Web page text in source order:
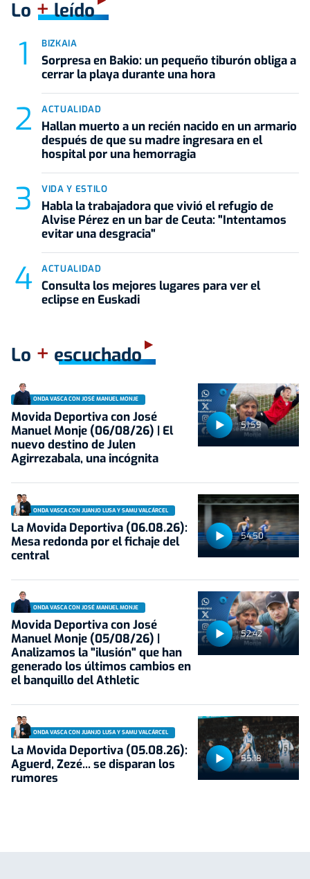
Lo +leído
BIZKAIA
Sorpresa en Bakio: un pequeño tiburón obliga a
cerrar la playa durante una hora
ACTUALIDAD
Hallan muerto a un recién nacido en un armario
después de que su madre ingresara en el
hospital por una hemorragia
VIDA Y ESTILO
Habla la trabajadora que vivió el refugio de
Alvise Pérez en un bar de Ceuta: "Intentamos
evitar una desgracia"
ACTUALIDAD
Consulta los mejores lugares para ver el
eclipse en Euskadi
Lo + escuchado
51:59
ONDA VASCA CON JOSÉ MANUEL MONJE
Movida Deportiva con José
Manuel Monje (06/08/26) | El
nuevo destino de Julen
Agirrezabala, una incógnita
54:50
ONDA VASCA CON JUANJO LUSA Y SAMU VALCÁRCEL
La Movida Deportiva (06.08.26):
Mesa redonda por el fichaje del
central
52:42
ONDA VASCA CON JOSÉ MANUEL MONJE
Movida Deportiva con José
Manuel Monje (05/08/26) |
Analizamos la "ilusión" que han
generado los últimos cambios en
el banquillo del Athletic
55:18
ONDA VASCA CON JUANJO LUSA Y SAMU VALCÁRCEL
La Movida Deportiva (05.08.26):
Aguerd, Zezé... se disparan los
rumores